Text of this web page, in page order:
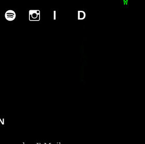
SPOTIFYINSTAGRAM
IMPRESSUM